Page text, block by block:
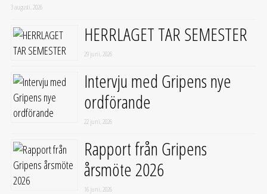
3 augusti, 2026
HERRLAGET TAR SEMESTER
29 juni, 2026
Intervju med Gripens nye
ordförande
22 juni, 2026
Rapport från Gripens
årsmöte 2026
16 juni, 2026